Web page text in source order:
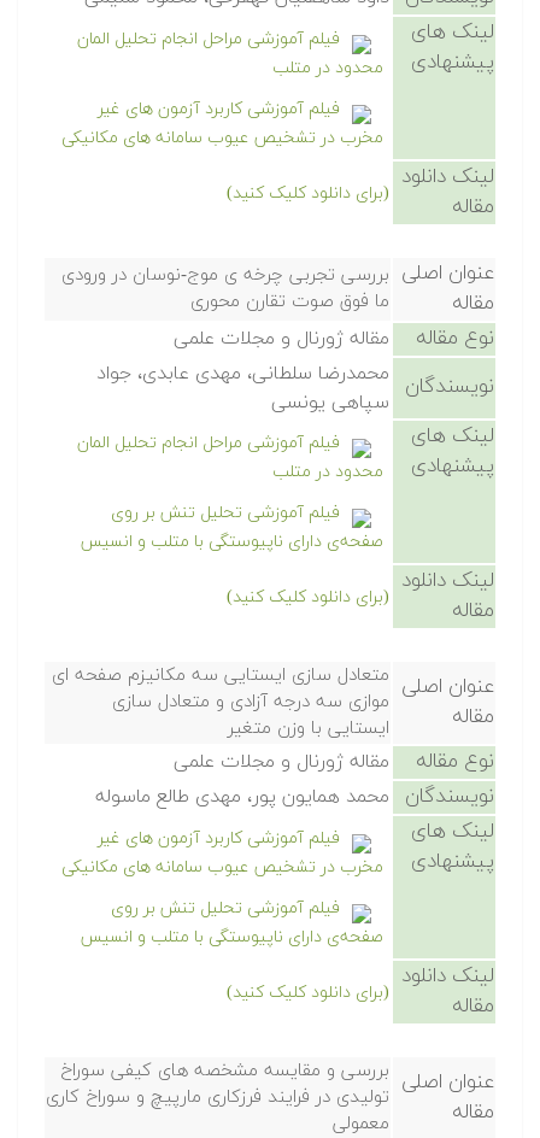
لینک های
پیشنهادی
فیلم آموزشی مراحل انجام تحلیل المان
محدود در متلب
فیلم آموزشی کاربرد آزمون های غیر
مخرب در تشخیص عیوب سامانه های مکانیکی
لینک دانلود
مقاله
(برای دانلود کلیک کنید)
عنوان اصلی
مقاله
بررسی تجربی چرخه ی موج-نوسان در ورودی
ما فوق صوت تقارن محوری
نوع مقاله مقاله ژورنال و مجلات علمی
نویسندگان
محمدرضا سلطانی، مهدی عابدی، جواد
سپاهی یونسی
لینک های
پیشنهادی
فیلم آموزشی مراحل انجام تحلیل المان
محدود در متلب
فیلم آموزشی تحلیل تنش بر روی
صفحه‌ی دارای ناپیوستگی با متلب و انسیس
لینک دانلود
مقاله
(برای دانلود کلیک کنید)
عنوان اصلی
مقاله
متعادل سازی ایستایی سه مکانیزم صفحه ای
موازی سه درجه آزادی و متعادل سازی
ایستایی با وزن متغیر
نوع مقاله مقاله ژورنال و مجلات علمی
نویسندگان محمد همایون پور، مهدی طالع ماسوله
لینک های
پیشنهادی
فیلم آموزشی کاربرد آزمون های غیر
مخرب در تشخیص عیوب سامانه های مکانیکی
فیلم آموزشی تحلیل تنش بر روی
صفحه‌ی دارای ناپیوستگی با متلب و انسیس
لینک دانلود
مقاله
(برای دانلود کلیک کنید)
عنوان اصلی
مقاله
بررسی و مقایسه مشخصه های کیفی سوراخ
تولیدی در فرایند فرزکاری مارپیچ و سوراخ کاری
معمولی